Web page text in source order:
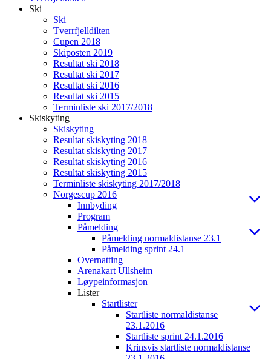
Ski
Ski
Tverrfjelldilten
Cupen 2018
Skiposten 2019
Resultat ski 2018
Resultat ski 2017
Resultat ski 2016
Resultat ski 2015
Terminliste ski 2017/2018
Skiskyting
Skiskyting
Resultat skiskyting 2018
Resultat skiskyting 2017
Resultat skiskyting 2016
Resultat skiskyting 2015
Terminliste skiskyting 2017/2018
Norgescup 2016
Innbyding
Program
Påmelding
Påmelding normaldistanse 23.1
Påmelding sprint 24.1
Overnatting
Arenakart Ullsheim
Løypeinformasjon
Lister
Startlister
Startliste normaldistanse
23.1.2016
Startliste sprint 24.1.2016
Krinsvis startliste normaldistanse